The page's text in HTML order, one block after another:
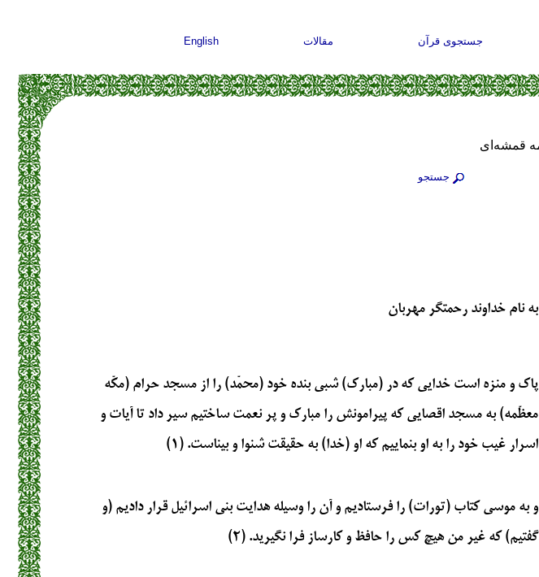
جستجوی قرآن مقالات English
جستجو
به نام خداوند رحمتگر مهربان
پاک و منزه است خدایی که در (مبارک) شبی بنده خود (محمّد) را از مسجد حرام (مکّه
معظّمه) به مسجد اقصایی که پیرامونش را مبارک و پر نعمت ساختیم سیر داد تا آیات و
اسرار غیب خود را به او بنماییم که او (خدا) به حقیقت شنوا و بیناست. (۱)
و به موسی کتاب (تورات) را فرستادیم و آن را وسیله هدایت بنی اسرائیل قرار دادیم (و
گفتیم) که غیر من هیچ کس را حافظ و کارساز فرا نگیرید. (۲)